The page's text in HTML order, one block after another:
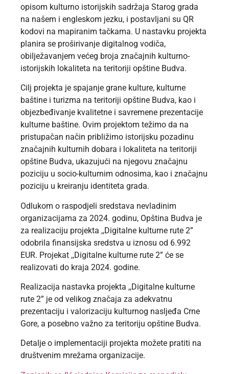
opisom kulturno istorijskih sadržaja Starog grada
na našem i engleskom jezku, i postavljani su QR
kodovi na mapiranim tačkama. U nastavku projekta
planira se proširivanje digitalnog vodiča,
obilježavanjem većeg broja značajnih kulturno-
istorijskih lokaliteta na teritoriji opštine Budva.
Cilj projekta je spajanje grane kulture, kulturne
baštine i turizma na teritoriji opštine Budva, kao i
objezbeđivanje kvalitetne i savremene prezentacije
kulturne baštine. Ovim projektom težimo da na
pristupačan način približimo istorijsku pozadinu
značajnih kulturnih dobara i lokaliteta na teritoriji
opštine Budva, ukazujući na njegovu značajnu
poziciju u socio-kulturnim odnosima, kao i značajnu
poziciju u kreiranju identiteta grada.
Odlukom o raspodjeli sredstava nevladinim
organizacijama za 2024. godinu, Opština Budva je
za realizaciju projekta ,,Digitalne kulturne rute 2”
odobrila finansijska sredstva u iznosu od 6.992
EUR. Projekat ,,Digitalne kulturne rute 2” će se
realizovati do kraja 2024. godine.
Realizacija nastavka projekta ,,Digitalne kulturne
rute 2” je od velikog značaja za adekvatnu
prezentaciju i valorizaciju kulturnog nasljeđa Crne
Gore, a posebno važno za teritoriju opštine Budva.
Detalje o implementaciji projekta možete pratiti na
društvenim mrežama organizacije.